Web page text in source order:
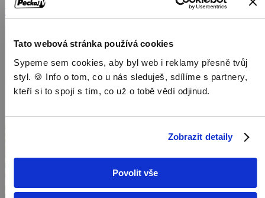
Tato webová stránka používá cookies
Sypeme sem cookies, aby byl web i reklamy přesně tvůj
styl. 🍪 Info o tom, co u nás sleduješ, sdílíme s partnery,
kteří si to spojí s tím, co už o tobě vědí odjinud.
Zobrazit detaily
Povolit vše
Dokumenty / Přírodovědné dokumenty